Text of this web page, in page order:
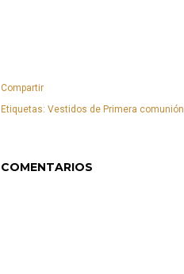
Compartir
Etiquetas: Vestidos de Primera comunión
COMENTARIOS